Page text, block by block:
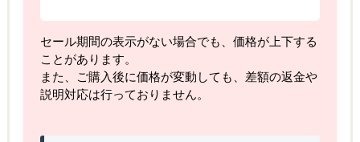
セール期間の表示がない場合でも、価格が上下する
ことがあります。
また、ご購入後に価格が変動しても、差額の返金や
説明対応は行っておりません。